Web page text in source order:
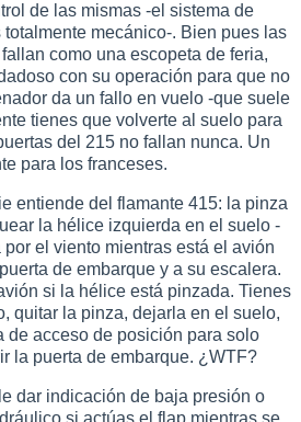
de las mismas -el sistema de
mecánico-. Bien pues las
como una escopeta de feria,
con su operación para que no
da un fallo en vuelo -que suele
tienes que volverte al suelo para
del 215 no fallan nunca. Un
para los franceses.
entiende del flamante 415: la pinza
la hélice izquierda en el suelo -
el viento mientras está el avión
de embarque y a su escalera.
si la hélice está pinzada. Tienes
quitar la pinza, dejarla en el suelo,
de acceso de posición para solo
la puerta de embarque. ¿WTF?
dar indicación de baja presión o